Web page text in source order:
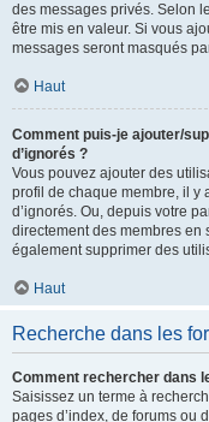
des messages privés. Selon
être mis en valeur. Si vous
messages seront masqués
Haut
Comment puis-je ajouter/
d’ignorés ?
Vous pouvez ajouter des
profil de chaque membre, il y
d’ignorés. Ou, depuis votre
directement des membres en
également supprimer des
Haut
Recherche dans les
Comment rechercher dans
Saisissez un terme à
pages d’index, de forums ou